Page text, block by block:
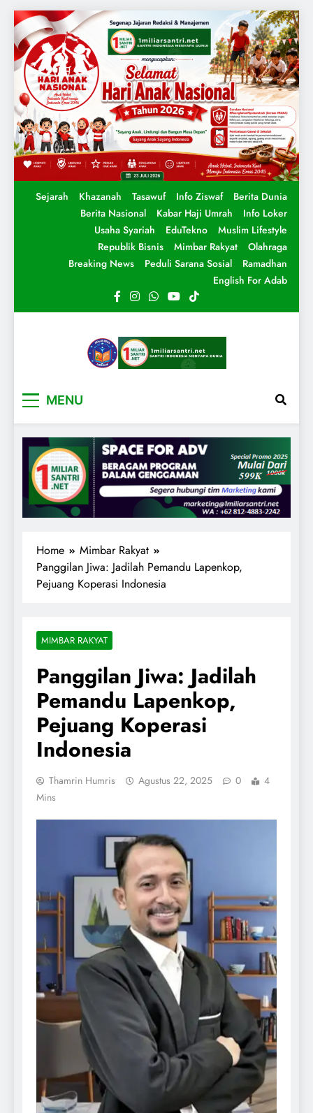
Sejarah Khazanah Tasawuf Info Ziswaf
Berita Dunia
Berita Nasional
Kabar Haji Umrah
Info Loker
Usaha Syariah
EduTekno
Muslim Lifestyle
Republik Bisnis
Mimbar Rakyat
Olahraga
Breaking News
Peduli Sarana Sosial
Ramadhan
English For Adab
MENU
Home
Mimbar Rakyat
Panggilan Jiwa: Jadilah Pemandu Lapenkop,
Pejuang Koperasi Indonesia
MIMBAR RAKYAT
Panggilan Jiwa: Jadilah
Pemandu Lapenkop,
Pejuang Koperasi
Indonesia
Thamrin Humris Agustus 22, 2025 0
4
Mins